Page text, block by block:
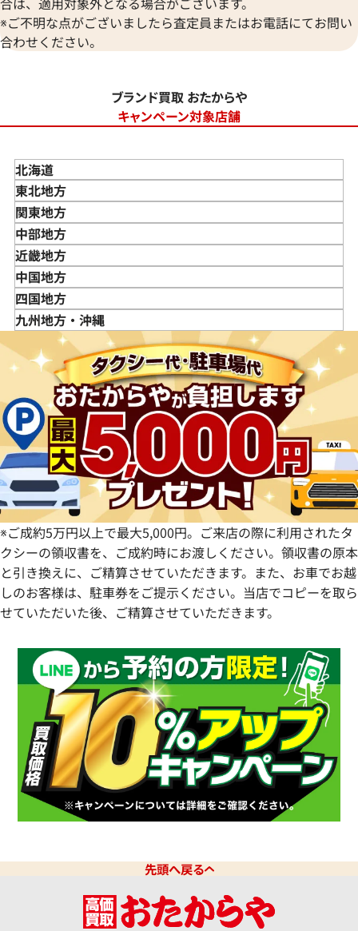
※ご不明な点がございましたら査定員またはお電話にてお問い
合わせください。
ブランド買取 おたからや
キャンペーン対象店舗
北海道
東北地方
青森県
岩手県
宮城県
秋田県
山形県
福島県
関東地方
東京都
神奈川県
埼玉県
千葉県
茨城県
栃木県
群馬県
中部地方
新潟県
富山県
石川県
山梨県
長野県
岐阜県
静岡県
愛知県
近畿地方
三重県
滋賀県
京都府
兵庫県
奈良県
和歌山県
中国地方
鳥取県
島根県
広島県
山口県
四国地方
徳島県
愛媛県
九州地方・沖縄
佐賀県
長崎県
熊本県
大分県
宮崎県
鹿児島県
※ご成約5万円以上で最大5,000円。ご来店の際に利用されたタ
クシーの領収書を、ご成約時にお渡しください。領収書の原本
と引き換えに、ご精算させていただきます。また、お車でお越
しのお客様は、駐車券をご提示ください。当店でコピーを取ら
せていただいた後、ご精算させていただきます。
先頭へ戻る